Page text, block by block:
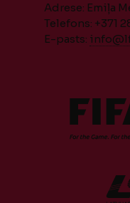
Adrese: Emiļa
Telefons: +371
E-pasts: